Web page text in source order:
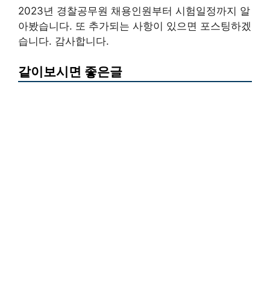
2023년 경찰공무원 채용인원부터 시험일정까지 알
아봤습니다. 또 추가되는 사항이 있으면 포스팅하겠
습니다. 감사합니다.
같이보시면 좋은글